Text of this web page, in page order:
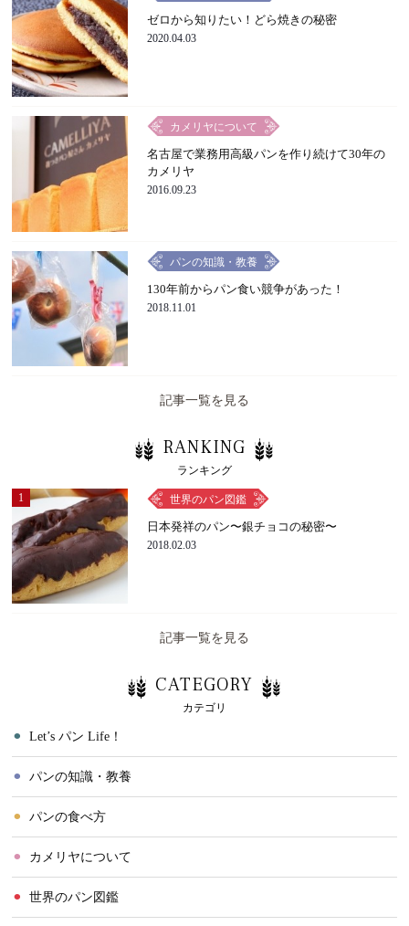
ゼロから知りたい！どら焼きの秘密
2020.04.03
カメリヤについて
名古屋で業務用高級パンを作り続けて30年の
カメリヤ
2016.09.23
パンの知識・教養
130年前からパン食い競争があった！
2018.11.01
記事一覧を見る
RANKING
ランキング
1 世界のパン図鑑
日本発祥のパン〜銀チョコの秘密〜
2018.02.03
記事一覧を見る
CATEGORY
カテゴリ
⚫︎ Let’s パン Life！
⚫︎ パンの知識・教養
⚫︎ パンの食べ方
⚫︎ カメリヤについて
⚫︎ 世界のパン図鑑